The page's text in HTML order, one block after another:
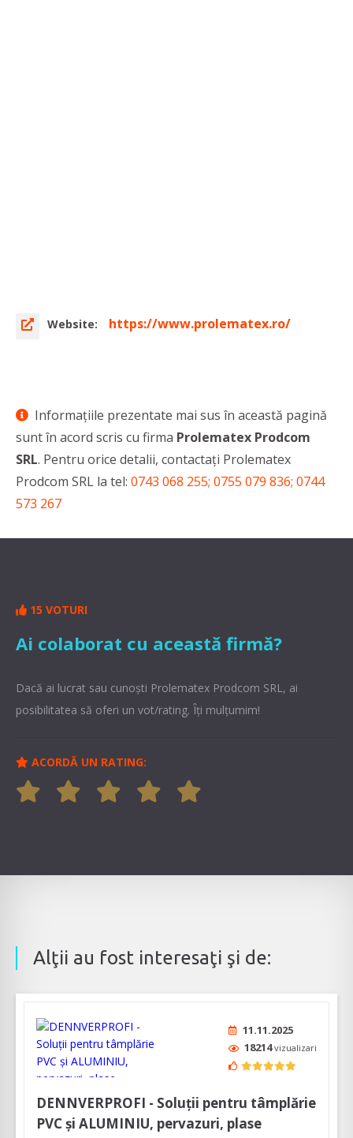
Website: https://www.prolematex.ro/
Informaţiile prezentate mai sus în această pagină
sunt în acord scris cu firma Prolematex Prodcom
SRL. Pentru orice detalii, contactaţi Prolematex
Prodcom SRL la tel: 0743 068 255; 0755 079 836; 0744
573 267
15 VOTURI
Ai colaborat cu această firmă?
Dacă ai lucrat sau cunoşti Prolematex Prodcom SRL, ai
posibilitatea să oferi un vot/rating. Îți mulțumim!
ACORDĂ UN RATING:
Alţii au fost interesaţi şi de:
11.11.2025
18214vizualizari
DENNVERPROFI - Soluții pentru tâmplărie
PVC și ALUMINIU, pervazuri, plase